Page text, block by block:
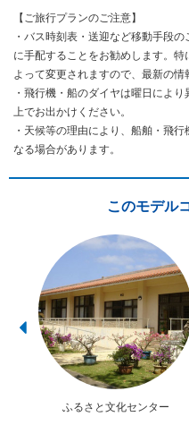
【ご旅行プランのご注意】
・バス時刻表・送迎など移動手段
に手配することをお勧めします。
よって変更されますので、最新の情
・飛行機・船のダイヤは曜日によ
上でお出かけください。
・天候等の理由により、船舶・飛
なる場合があります。
このモデル
ふるさと文化センター